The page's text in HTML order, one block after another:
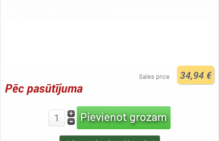
Sales price 34,94 €
Pēc pasūtījuma